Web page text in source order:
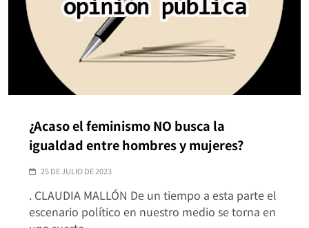
¿Acaso el feminismo NO busca la
igualdad entre hombres y mujeres?
25 DE JULIO DE 2023
. CLAUDIA MALLÓN De un tiempo a esta parte el
escenario político en nuestro medio se torna en